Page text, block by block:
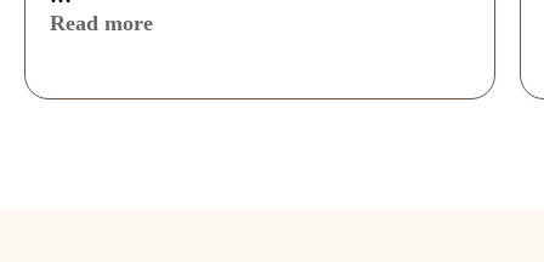
Индивидуальная выборка стратегии
за рамками предыдущего
Read more